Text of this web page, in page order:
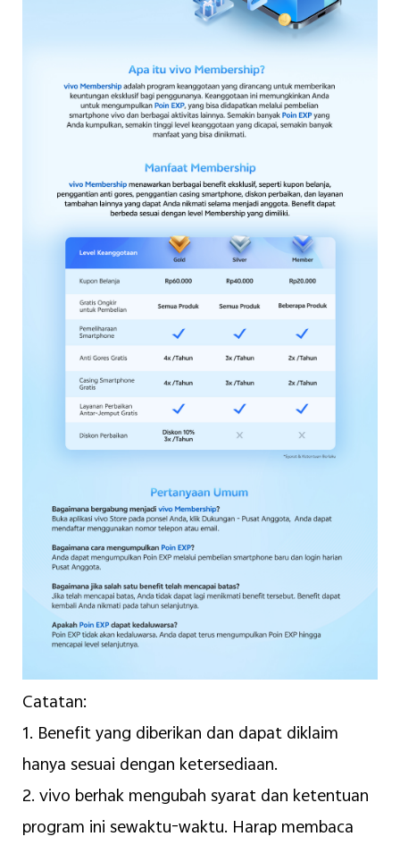
Indonesia | Pilih negara/wilayah
Catatan:
1. Benefit yang diberikan dan dapat diklaim
hanya sesuai dengan ketersediaan.
2. vivo berhak mengubah syarat dan ketentuan
program ini sewaktu-waktu. Harap membaca